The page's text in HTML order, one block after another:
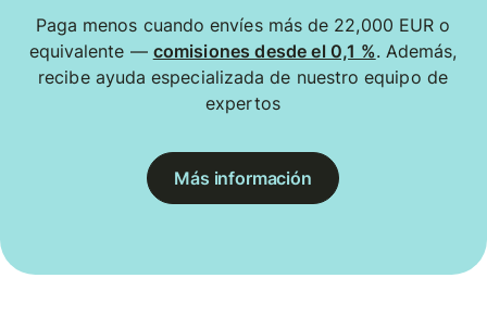
Paga menos cuando envíes más de 22,000 EUR o
equivalente — comisiones desde el 0,1 %. Además,
recibe ayuda especializada de nuestro equipo de
expertos
Más información